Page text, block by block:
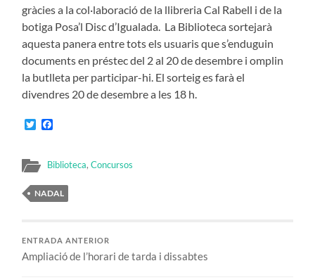
gràcies a la col·laboració de la llibreria Cal Rabell i de la
botiga Posa’l Disc d’Igualada. La Biblioteca sortejarà
aquesta panera entre tots els usuaris que s’enduguin
documents en préstec del 2 al 20 de desembre i omplin
la butlleta per participar-hi. El sorteig es farà el
divendres 20 de desembre a les 18 h.
Twitter
Biblioteca,Concursos
NADAL
ENTRADA ANTERIOR
Ampliació de l’horari de tarda i dissabtes